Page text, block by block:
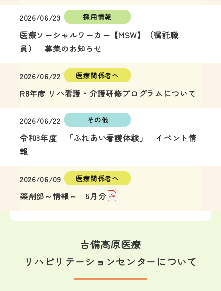
2026/06/23
医療ソーシャルワーカー【MSW】（嘱託職
員） 募集のお知らせ
2026/06/22
R8年度 リハ看護・介護研修プログラムについて
2026/06/22
令和8年度 「ふれあい看護体験」 イベント情
報
2026/06/09
薬剤部～情報～ 6月分
吉備高原医療
リハビリテーションセンターについて